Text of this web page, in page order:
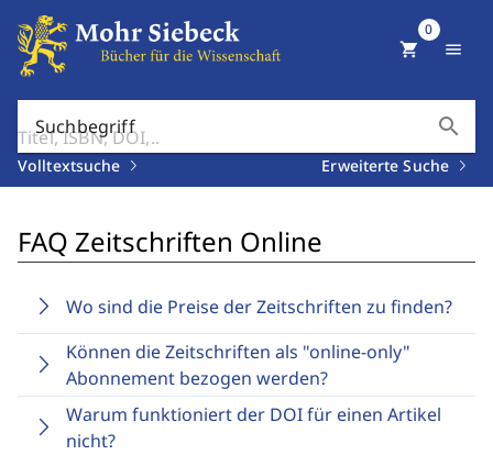
Suchbegriff search
Volltextsuche Erweiterte Suche
shopping_cart
0
menu
FAQ Zeitschriften Online
Wo sind die Preise der Zeitschriften zu finden?
Können die Zeitschriften als "online-only"
Abonnement bezogen werden?
Warum funktioniert der DOI für einen Artikel
nicht?